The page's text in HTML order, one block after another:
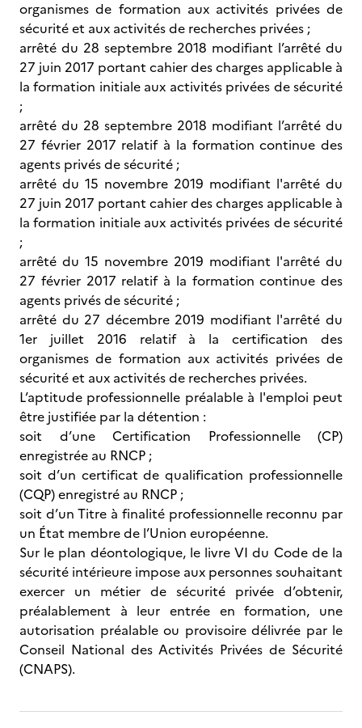
organismes de formation aux activités privées de
sécurité et aux activités de recherches privées ;
arrêté du 28 septembre 2018 modifiant l’arrêté du
27 juin 2017 portant cahier des charges applicable à
la formation initiale aux activités privées de sécurité
;
arrêté du 28 septembre 2018 modifiant l’arrêté du
27 février 2017 relatif à la formation continue des
agents privés de sécurité ;
arrêté du 15 novembre 2019 modifiant l'arrêté du
27 juin 2017 portant cahier des charges applicable à
la formation initiale aux activités privées de sécurité
;
arrêté du 15 novembre 2019 modifiant l'arrêté du
27 février 2017 relatif à la formation continue des
agents privés de sécurité ;
arrêté du 27 décembre 2019 modifiant l'arrêté du
1er juillet 2016 relatif à la certification des
organismes de formation aux activités privées de
sécurité et aux activités de recherches privées.
L’aptitude professionnelle préalable à l'emploi peut
être justifiée par la détention :
soit d’une Certification Professionnelle (CP)
enregistrée au RNCP ;
soit d’un certificat de qualification professionnelle
(CQP) enregistré au RNCP ;
soit d’un Titre à finalité professionnelle reconnu par
un État membre de l’Union européenne.
Sur le plan déontologique, le livre VI du Code de la
sécurité intérieure impose aux personnes souhaitant
exercer un métier de sécurité privée d’obtenir,
préalablement à leur entrée en formation, une
autorisation préalable ou provisoire délivrée par le
Conseil National des Activités Privées de Sécurité
(CNAPS).